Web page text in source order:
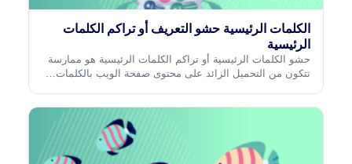
الكلمات الرئيسية حشو التعريف أو تراكم الكلمات
الرئيسية
حشو الكلمات الرئيسية أو تراكم الكلمات الرئيسية هو ممارسة
تتكون من التحميل الزائد على محتوى صفحة الويب بالكلمات…